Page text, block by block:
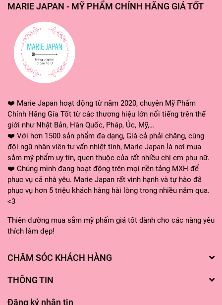
MARIE JAPAN - MỸ PHẨM CHÍNH HÃNG GIÁ TỐT
❤️ Marie Japan hoạt động từ năm 2020, chuyên Mỹ Phẩm
Chính Hãng Gía Tốt từ các thương hiệu lớn nổi tiếng trên thế
giới như Nhật Bản, Hàn Quốc, Pháp, Úc, Mỹ,…
❤️ Với hơn 1500 sản phẩm đa dạng, Giá cả phải chăng, cùng
đội ngũ nhân viên tư vấn nhiệt tình, Marie Japan là nơi mua
sắm mỹ phẩm uy tín, quen thuộc của rất nhiều chị em phụ nữ.
❤️ Chúng mình đang hoạt động trên mọi nền tảng MXH để
phục vụ cả nhà yêu. Marie Japan rất vinh hạnh và tự hào đã
phục vụ hơn 5 triệu khách hàng hài lòng trong nhiều năm qua.
<3
Thiên đường mua sắm mỹ phẩm giá tốt dành cho các nàng yêu
thích làm đẹp!
CHĂM SÓC KHÁCH HÀNG
THÔNG TIN
Đăng ký nhận tin